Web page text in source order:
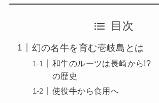
目次
幻の名牛を育む壱岐島とは
和牛のルーツは長崎から!?
の歴史
使役牛から食用へ